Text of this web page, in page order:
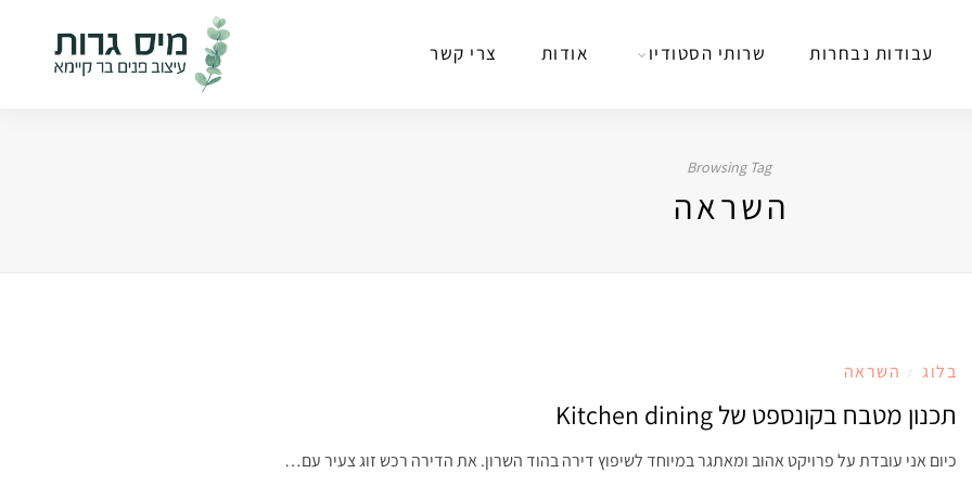
עבודות נבחרות שרותי הסטודיו אודות צרי קשר
Browsing Tag
השראה
בלוג / השראה
תכנון מטבח בקונספט של Kitchen dining
כיום אני עובדת על פרויקט אהוב ומאתגר במיוחד לשיפוץ דירה בהוד השרון. את הדירה רכש זוג צעיר עם…